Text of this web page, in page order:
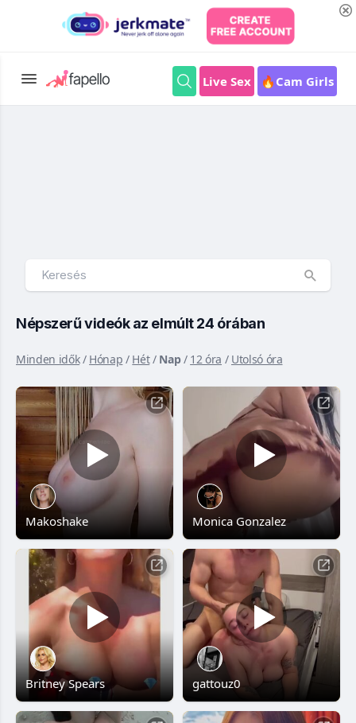
Live Sex 🔥Cam Girls
Népszerű videók az elmúlt 24 órában
Minden idők/ Hónap / Hét/ Nap/ 12 óra / Utolsó óra
Makoshake Monica Gonzalez
Britney Spears gattouz0